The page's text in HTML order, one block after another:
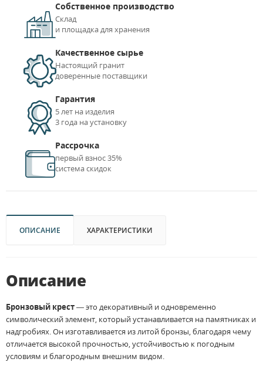
Собственное производство
Склад
и площадка для хранения
Качественное сырье
Настоящий гранит
доверенные поставщики
Гарантия
5 лет на изделия
3 года на установку
Рассрочка
первый взнос 35%
система скидок
ОПИСАНИЕ ХАРАКТЕРИСТИКИ
Описание
Бронзовый крест— это декоративный и одновременно
символический элемент, который устанавливается на памятниках и
надгробиях. Он изготавливается из литой бронзы, благодаря чему
отличается высокой прочностью, устойчивостью к погодным
условиям и благородным внешним видом.